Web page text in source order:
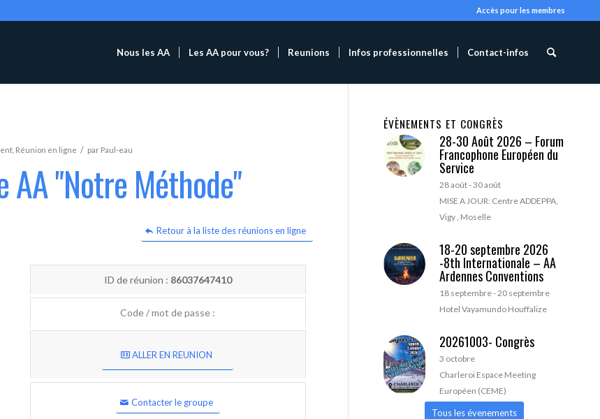
Accès pour les membres
Nous les AA Les AA pour vous? Reunions Infos professionnelles Contact-infos
Réunion en ligne / par Paul-eau
AA "Notre Méthode"
Retour à la liste des réunions en ligne
ID de réunion : 86037647410
Code / mot de passe :
ALLER EN REUNION
Contacter le groupe
ÉVÈNEMENTS ET CONGRÈS
28-30 Août 2026 – Forum
Francophone Européen du
Service
28 août-30 août
MISE A JOUR: Centre ADDEPPA,
Vigy , Moselle
18-20 septembre 2026
-8th Internationale – AA
Ardennes Conventions
18 septembre-20 septembre
Hotel Vayamundo Houffalize
20261003- Congrès
3 octobre
Charleroi Espace Meeting
Européen (CEME)
Tous les évenements